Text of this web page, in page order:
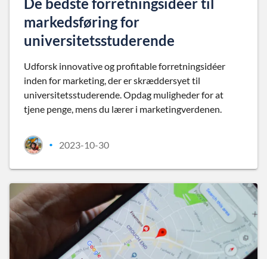
markedsføring for
universitetsstuderende
Udforsk innovative og profitable forretningsidéer
inden for marketing, der er skræddersyet til
universitetsstuderende. Opdag muligheder for at
tjene penge, mens du lærer i marketingverdenen.
• 2023-10-30